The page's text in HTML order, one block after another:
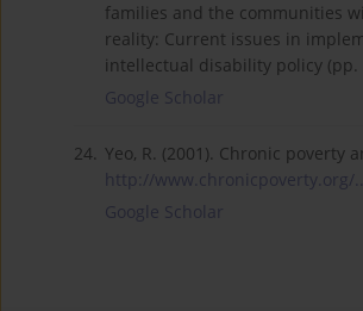
families and the communities
reality: Current issues in
intellectual disability policy (pp.
Google Scholar
24. Yeo, R. (2001). Chronic
http://www.chronicpoverty.org/...
Google Scholar